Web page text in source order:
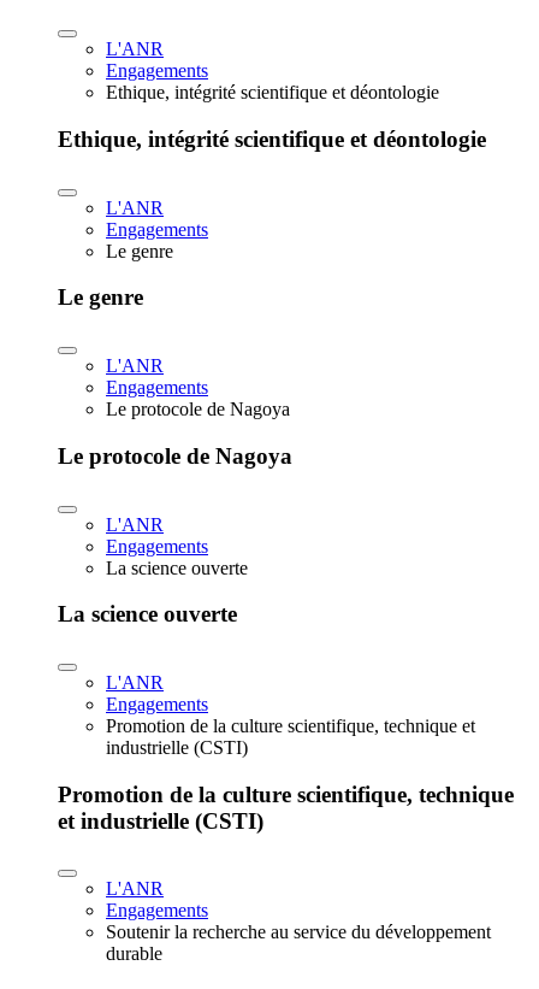
L'ANR
Engagements
Ethique, intégrité scientifique et déontologie
Ethique, intégrité scientifique et déontologie
L'ANR
Engagements
Le genre
Le genre
L'ANR
Engagements
Le protocole de Nagoya
Le protocole de Nagoya
L'ANR
Engagements
La science ouverte
La science ouverte
L'ANR
Engagements
Promotion de la culture scientifique, technique et
industrielle (CSTI)
Promotion de la culture scientifique, technique
et industrielle (CSTI)
L'ANR
Engagements
Soutenir la recherche au service du développement
durable